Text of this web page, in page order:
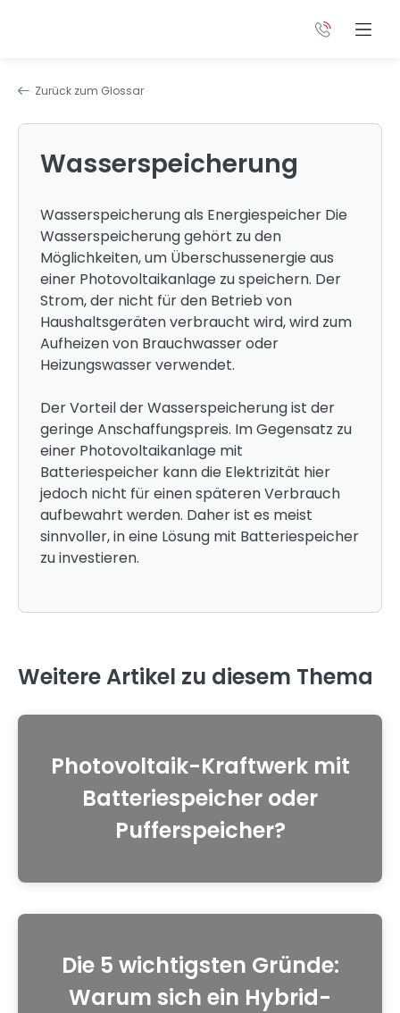
Zurück zum Glossar
Wasserspeicherung
Wasserspeicherung als Energiespeicher Die
Wasserspeicherung gehört zu den
Möglichkeiten, um Überschussenergie aus
einer Photovoltaikanlage zu speichern. Der
Strom, der nicht für den Betrieb von
Haushaltsgeräten verbraucht wird, wird zum
Aufheizen von Brauchwasser oder
Heizungswasser verwendet.
Der Vorteil der Wasserspeicherung ist der
geringe Anschaffungspreis. Im Gegensatz zu
einer Photovoltaikanlage mit
Batteriespeicher kann die Elektrizität hier
jedoch nicht für einen späteren Verbrauch
aufbewahrt werden. Daher ist es meist
sinnvoller, in eine Lösung mit Batteriespeicher
zu investieren.
Weitere Artikel zu diesem Thema
Photovoltaik-Kraftwerk mit
Batteriespeicher oder
Pufferspeicher?
Die 5 wichtigsten Gründe:
Warum sich ein Hybrid-